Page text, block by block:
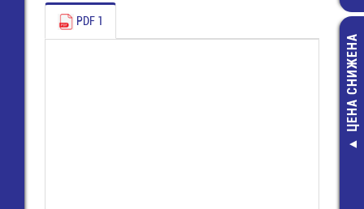
ЦЕНА СНИЖЕНА
PDF 1